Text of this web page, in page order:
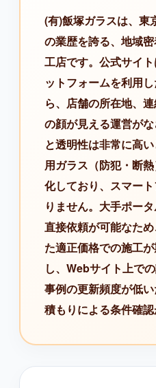
(有)飯塚ガラスは、東
の業歴を誇る、地域
工店です。公式サイ
ットフォームを利用
ら、店舗の所在地、
の顔が見える運営が
と透明性は非常に高
用ガラス（防犯・断
化しており、スマー
りません。大手ポー
直接依頼が可能なた
た適正価格での施工
し、Webサイト上で
事例の更新頻度が低
積もりによる条件確認